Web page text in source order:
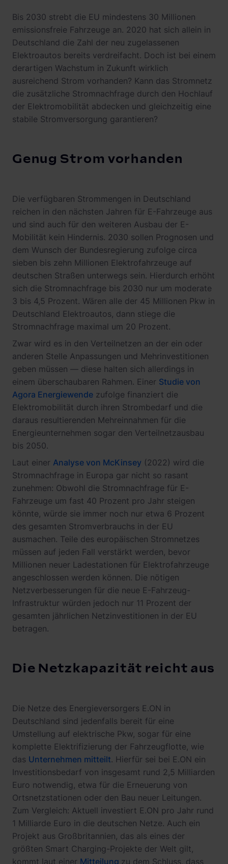
Bis 2030 strebt die EU mindestens 30 Millionen
emissionsfreie Fahrzeuge an. 2020 hat sich allein in
Deutschland die Zahl der neu zugelassenen
Elektroautos bereits verdreifacht. Doch ist bei einem
derartigen Wachstum in Zukunft wirklich
ausreichend Strom vorhanden? Kann das Stromnetz
die zusätzliche Stromnachfrage durch den Hochlauf
der Elektromobilität abdecken und gleichzeitig eine
stabile Stromversorgung garantieren?
Genug Strom vorhanden
Die verfügbaren Strommengen in Deutschland
reichen in den nächsten Jahren für E-Fahrzeuge aus
und sind auch für den weiteren Ausbau der E-
Mobilität kein Hindernis. 2030 sollen Prognosen und
dem Wunsch der Bundesregierung zufolge circa
sieben bis zehn Millionen Elektrofahrzeuge auf
deutschen Straßen unterwegs sein. Hierdurch erhöht
sich die Stromnachfrage bis 2030 nur um moderate
3 bis 4,5 Prozent. Wären alle der 45 Millionen Pkw in
Deutschland Elektroautos, dann stiege die
Stromnachfrage maximal um 20 Prozent.
Zwar wird es in den Verteilnetzen an der ein oder
anderen Stelle Anpassungen und Mehrinvestitionen
geben müssen — diese halten sich allerdings in
einem überschaubaren Rahmen. Einer Studie von
Agora Energiewende zufolge finanziert die
Elektromobilität durch ihren Strombedarf und die
daraus resultierenden Mehreinnahmen für die
Energieunternehmen sogar den Verteilnetzausbau
bis 2050.
Laut einer Analyse von McKinsey (2022) wird die
Stromnachfrage in Europa gar nicht so rasant
zunehmen: Obwohl die Stromnachfrage für E-
Fahrzeuge um fast 40 Prozent pro Jahr steigen
könnte, würde sie immer noch nur etwa 6 Prozent
des gesamten Stromverbrauchs in der EU
ausmachen. Teile des europäischen Stromnetzes
müssen auf jeden Fall verstärkt werden, bevor
Millionen neuer Ladestationen für Elektrofahrzeuge
angeschlossen werden können. Die nötigen
Netzverbesserungen für die neue E-Fahrzeug-
Infrastruktur würden jedoch nur 11 Prozent der
gesamten jährlichen Netzinvestitionen in der EU
betragen.
Die Netzkapazität reicht aus
Die Netze des Energieversorgers E.ON in
Deutschland sind jedenfalls bereit für eine
Umstellung auf elektrische Pkw, sogar für eine
komplette Elektrifizierung der Fahrzeugflotte, wie
das Unternehmen mitteilt. Hierfür sei bei E.ON ein
Investitionsbedarf von insgesamt rund 2,5 Milliarden
Euro notwendig, etwa für die Erneuerung von
Ortsnetzstationen oder den Bau neuer Leitungen.
Zum Vergleich: Aktuell investiert E.ON pro Jahr rund
1 Milliarde Euro in die deutschen Netze. Auch ein
Projekt aus Großbritannien, das als eines der
größten Smart Charging-Projekte der Welt gilt,
kommt laut einer Mitteilung zu dem Schluss, dass